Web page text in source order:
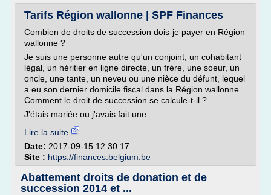
Tarifs Région wallonne | SPF Finances
Combien de droits de succession dois-je payer en Région
wallonne ?
Je suis une personne autre qu'un conjoint, un cohabitant
légal, un héritier en ligne directe, un frère, une soeur, un
oncle, une tante, un neveu ou une nièce du défunt, lequel
a eu son dernier domicile fiscal dans la Région wallonne.
Comment le droit de succession se calcule-t-il ?
J'étais mariée ou j'avais fait une...
Lire la suite
Date: 2017-09-15 12:30:17
Site : https://finances.belgium.be
Abattement droits de donation et de
succession 2014 et ...